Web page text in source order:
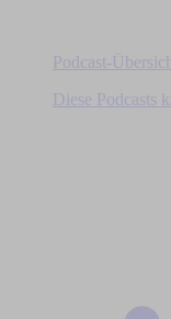
Podcast-
Diese Podcasts